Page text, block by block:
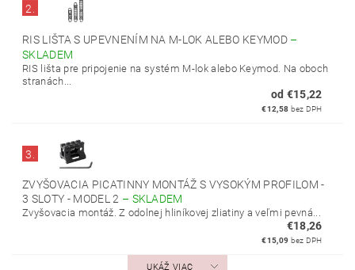
2.
RIS LIŠTA S UPEVNENÍM NA M-LOK ALEBO KEYMOD –
SKLADEM
RIS lišta pre pripojenie na systém M-lok alebo Keymod. Na oboch
stranách...
od €15,22
€12,58 bez DPH
3.
ZVYŠOVACIA PICATINNY MONTÁŽ S VYSOKÝM PROFILOM -
3 SLOTY - MODEL 2 – SKLADEM
Zvyšovacia montáž. Z odolnej hliníkovej zliatiny a veľmi pevná...
€18,26
€15,09 bez DPH
UKÁŽ VIAC